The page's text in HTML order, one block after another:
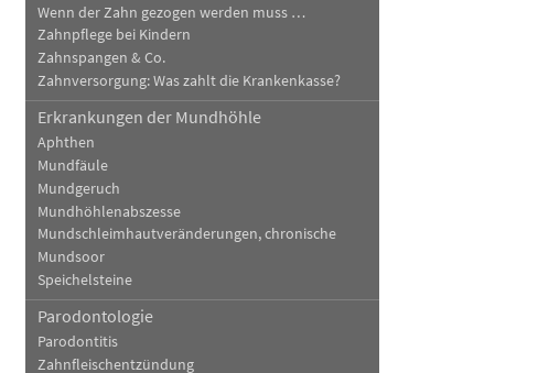
Wenn der Zahn gezogen werden muss …
Zahnpflege bei Kindern
Zahnspangen & Co.
Zahnversorgung: Was zahlt die Krankenkasse?
Erkrankungen der Mundhöhle
Aphthen
Mundfäule
Mundgeruch
Mundhöhlenabszesse
Mundschleimhautveränderungen, chronische
Mundsoor
Speichelsteine
Parodontologie
Parodontitis
Zahnfleischentzündung